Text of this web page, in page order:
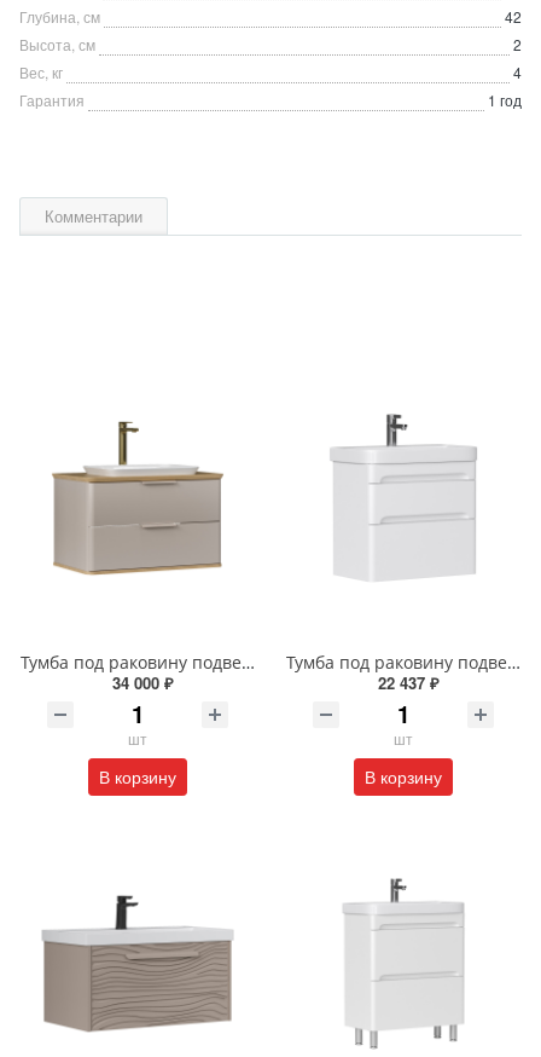
Глубина, см
42
Высота, см
2
Вес, кг
4
Гарантия
1 год
Комментарии
Тумба под раковину подвесная EQUIL Десерт 80.2Я/Desert 80.2Y с ручками в цвет амарок tpDSRT80.2Y-25R амарок/дуб
34 000 ₽
шт
В корзину
Тумба под раковину подвесная EQUIL Найс 70 см tpNICE70.2Y-05 белая
22 437 ₽
шт
В корзину